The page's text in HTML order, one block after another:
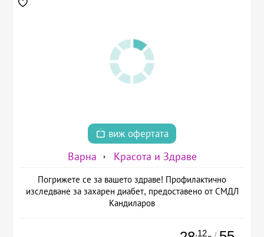
виж офертата
Варна Красота и Здраве
Погрижете се за вашето здраве! Профилактично
изследване за захарен диабет, предоставено от СМДЛ
Кандиларов
.12